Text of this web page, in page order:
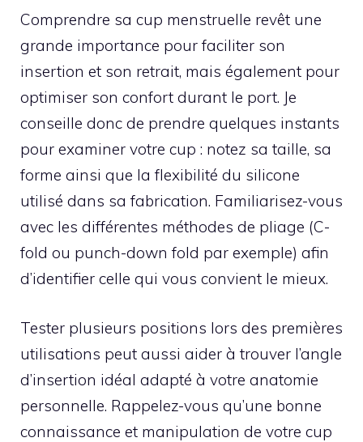
Comprendre sa cup menstruelle revêt une
grande importance pour faciliter son
insertion et son retrait, mais également pour
optimiser son confort durant le port. Je
conseille donc de prendre quelques instants
pour examiner votre cup : notez sa taille, sa
forme ainsi que la flexibilité du silicone
utilisé dans sa fabrication. Familiarisez-vous
avec les différentes méthodes de pliage (C-
fold ou punch-down fold par exemple) afin
d’identifier celle qui vous convient le mieux.
Tester plusieurs positions lors des premières
utilisations peut aussi aider à trouver l’angle
d’insertion idéal adapté à votre anatomie
personnelle. Rappelez-vous qu’une bonne
connaissance et manipulation de votre cup